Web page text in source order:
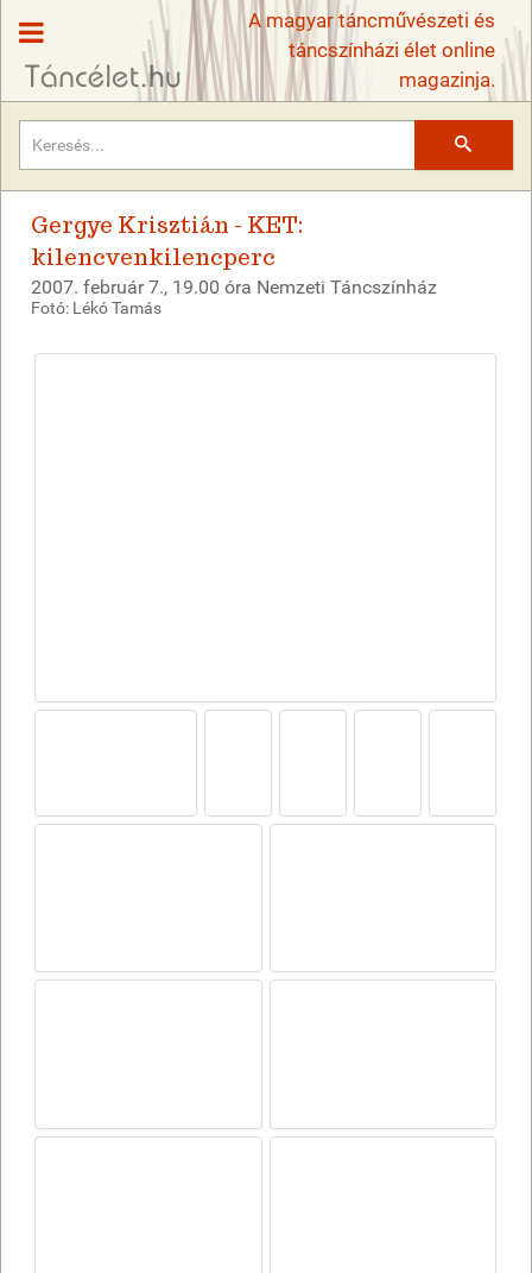
A magyar táncművészeti és
táncszínházi élet online
magazinja.
Gergye Krisztián - KET:
kilencvenkilencperc
2007. február 7., 19.00 óra Nemzeti Táncszínház
Fotó: Lékó Tamás